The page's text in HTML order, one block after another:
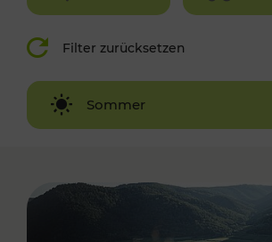
Filter zurücksetzen
Sommer
Winter